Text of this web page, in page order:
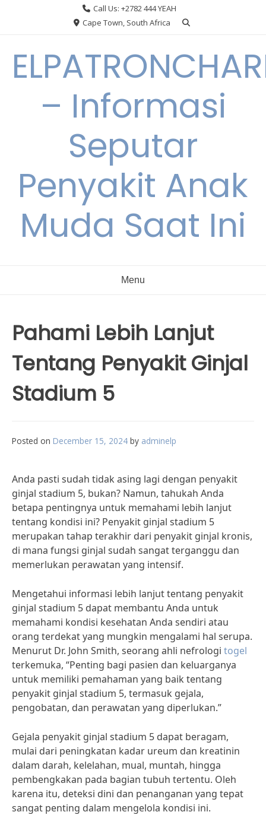
Call Us: +2782 444 YEAH
Cape Town, South Africa
– Informasi
Seputar
Penyakit Anak
Muda Saat Ini
Menu
Pahami Lebih Lanjut
Tentang Penyakit Ginjal
Stadium 5
Posted on December 15, 2024 by adminelp
Anda pasti sudah tidak asing lagi dengan penyakit
ginjal stadium 5, bukan? Namun, tahukah Anda
betapa pentingnya untuk memahami lebih lanjut
tentang kondisi ini? Penyakit ginjal stadium 5
merupakan tahap terakhir dari penyakit ginjal kronis,
di mana fungsi ginjal sudah sangat terganggu dan
memerlukan perawatan yang intensif.
Mengetahui informasi lebih lanjut tentang penyakit
ginjal stadium 5 dapat membantu Anda untuk
memahami kondisi kesehatan Anda sendiri atau
orang terdekat yang mungkin mengalami hal serupa.
Menurut Dr. John Smith, seorang ahli nefrologi togel
terkemuka, “Penting bagi pasien dan keluarganya
untuk memiliki pemahaman yang baik tentang
penyakit ginjal stadium 5, termasuk gejala,
pengobatan, dan perawatan yang diperlukan.”
Gejala penyakit ginjal stadium 5 dapat beragam,
mulai dari peningkatan kadar ureum dan kreatinin
dalam darah, kelelahan, mual, muntah, hingga
pembengkakan pada bagian tubuh tertentu. Oleh
karena itu, deteksi dini dan penanganan yang tepat
sangat penting dalam mengelola kondisi ini.